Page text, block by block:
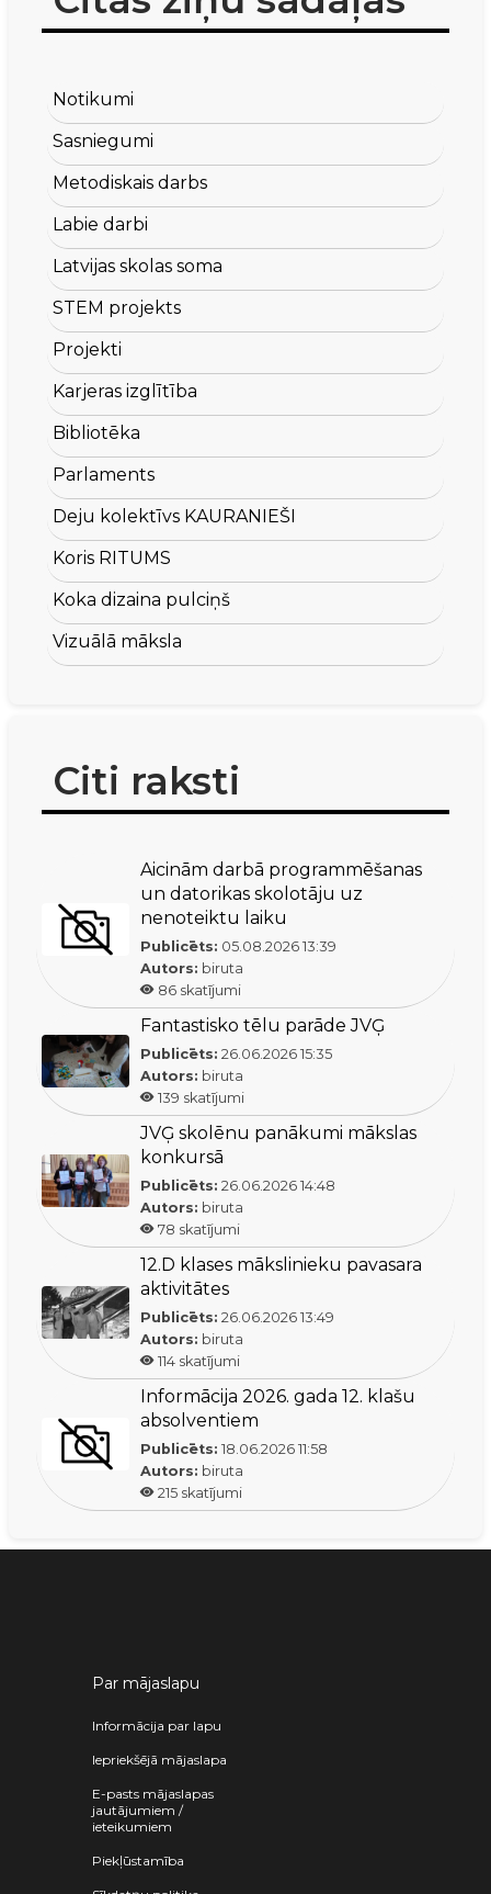
Notikumi
Sasniegumi
Metodiskais darbs
Labie darbi
Latvijas skolas soma
STEM projekts
Projekti
Karjeras izglītība
Bibliotēka
Parlaments
Deju kolektīvs KAURANIEŠI
Koris RITUMS
Koka dizaina pulciņš
Vizuālā māksla
Citi raksti
Aicinām darbā programmēšanas
un datorikas skolotāju uz
nenoteiktu laiku
Publicēts: 05.08.2026 13:39
Autors: biruta
86 skatījumi
Fantastisko tēlu parāde JVĢ
Publicēts: 26.06.2026 15:35
Autors: biruta
139 skatījumi
JVĢ skolēnu panākumi mākslas
konkursā
Publicēts: 26.06.2026 14:48
Autors: biruta
78 skatījumi
12.D klases mākslinieku pavasara
aktivitātes
Publicēts: 26.06.2026 13:49
Autors: biruta
114 skatījumi
Informācija 2026. gada 12. klašu
absolventiem
Publicēts: 18.06.2026 11:58
Autors: biruta
215 skatījumi
Par mājaslapu
Informācija par lapu
Iepriekšējā mājaslapa
E-pasts mājaslapas
jautājumiem /
ieteikumiem
Piekļūstamība